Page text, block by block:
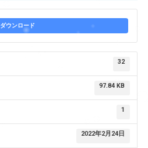
ダウンロード
32
97.84 KB
1
2022年2月24日